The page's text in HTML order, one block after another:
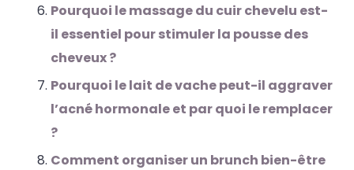
Pourquoi le massage du cuir chevelu est-
il essentiel pour stimuler la pousse des
cheveux ?
Pourquoi le lait de vache peut-il aggraver
l’acné hormonale et par quoi le remplacer
?
Comment organiser un brunch bien-être